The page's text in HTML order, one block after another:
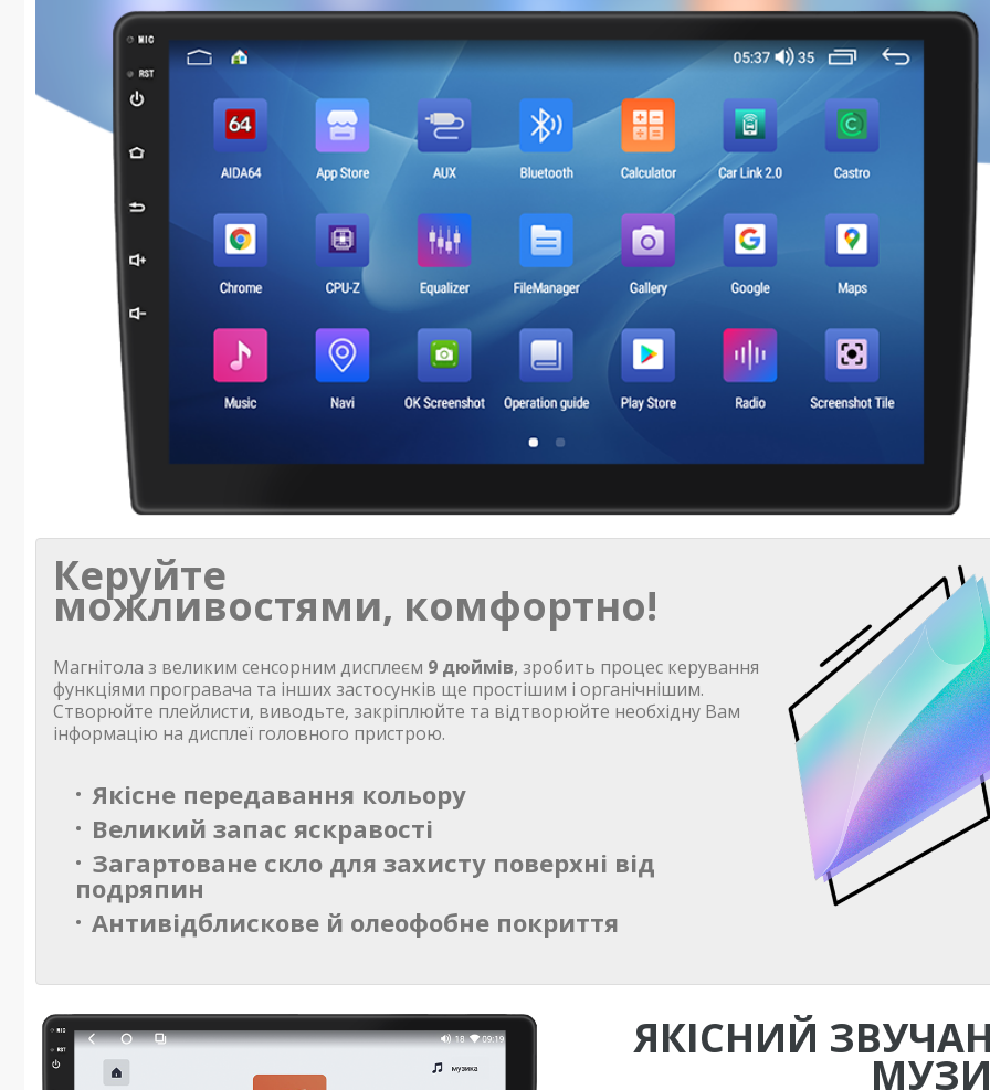
Керуйте
можливостями, комфортно!
Магнітола з великим сенсорним дисплеєм 9 дюймів, зробить процес керування
функціями програвача та інших застосунків ще простішим і органічнішим.
Створюйте плейлисти, виводьте, закріплюйте та відтворюйте необхідну Вам
інформацію на дисплеї головного пристрою.
Якісне передавання кольору
Великий запас яскравості
Загартоване скло для захисту поверхні від
подряпин
Антивідблискове й олеофобне покриття
ЯКІСНИЙ